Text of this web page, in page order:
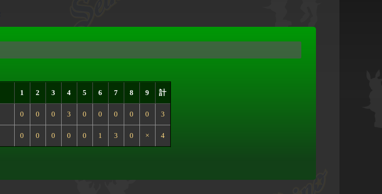
1 2 3 4 5 6 7 8 9 計
0 0 0 3 0 0 0 0 0 3
0 0 0 0 0 1 3 0 × 4